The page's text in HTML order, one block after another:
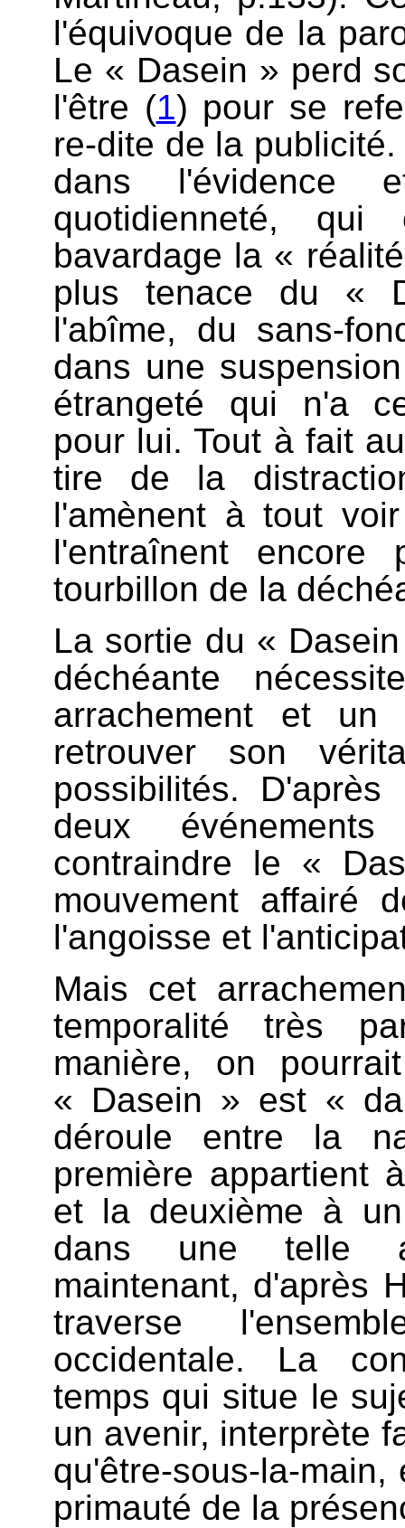
l'équivoque de la
Le « Dasein » perd
l'être (1) pour se
re-dite de la
dans
quotidienneté,
bavardage la «
plus tenace du «
l'abîme, du sans-
dans une
étrangeté qui n'a
pour lui. Tout à fait
tire de la
l'amènent à tout
l'entraînent encore
tourbillon de la
La sortie du «
déchéante
arrachement et
retrouver son
possibilités.
deux
contraindre le «
mouvement affairé
l'angoisse et
Mais cet
temporalité très
manière, on
« Dasein » est «
déroule entre la
première appartient
et la deuxième à
dans une telle
maintenant, d'après
traverse
occidentale. La
temps qui situe le
un avenir, interprète
qu'être-sous-la-
primauté de la